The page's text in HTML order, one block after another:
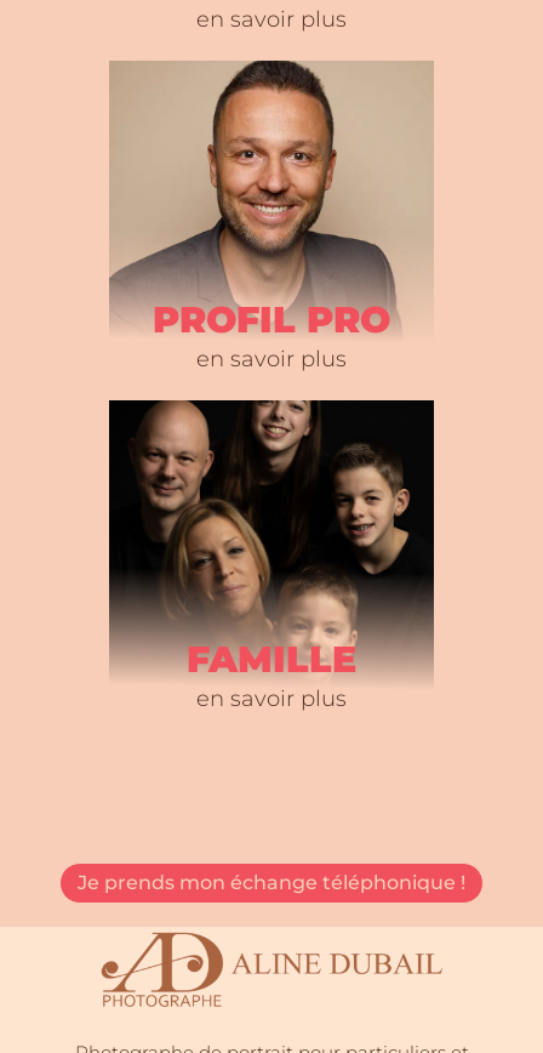
en savoir plus
PROFIL PRO
en savoir plus
FAMILLE
en savoir plus
Je prends mon échange téléphonique !